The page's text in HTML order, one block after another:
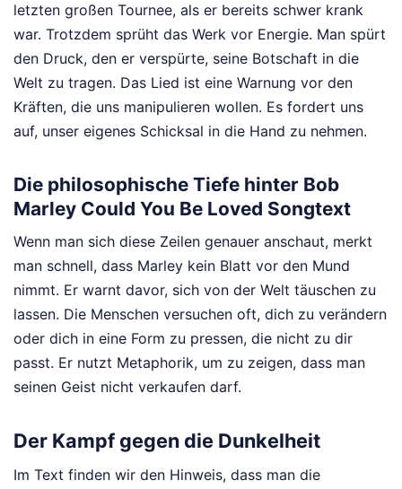
letzten großen Tournee, als er bereits schwer krank
war. Trotzdem sprüht das Werk vor Energie. Man spürt
den Druck, den er verspürte, seine Botschaft in die
Welt zu tragen. Das Lied ist eine Warnung vor den
Kräften, die uns manipulieren wollen. Es fordert uns
auf, unser eigenes Schicksal in die Hand zu nehmen.
Die philosophische Tiefe hinter Bob
Marley Could You Be Loved Songtext
Wenn man sich diese Zeilen genauer anschaut, merkt
man schnell, dass Marley kein Blatt vor den Mund
nimmt. Er warnt davor, sich von der Welt täuschen zu
lassen. Die Menschen versuchen oft, dich zu verändern
oder dich in eine Form zu pressen, die nicht zu dir
passt. Er nutzt Metaphorik, um zu zeigen, dass man
seinen Geist nicht verkaufen darf.
Der Kampf gegen die Dunkelheit
Im Text finden wir den Hinweis, dass man die